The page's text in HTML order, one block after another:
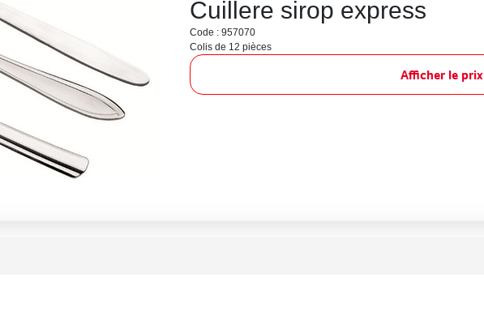
Cuillere sirop express
Code : 957070
Colis de 12 pièces
Afficher le prix